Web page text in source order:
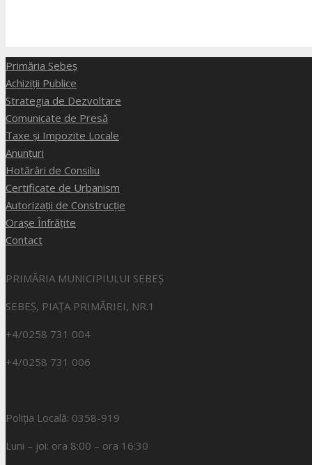
Primăria Sebeș
Achiziții Publice
Strategia de Dezvoltare
Comunicate de Presă
Taxe și Impozite Locale
Anunțuri
Hotărâri de Consiliu
Certificate de Urbanism
Autorizații de Construcție
Orașe Înfrățite
Contact
PRIMĂRIA MUNICIPIULUI SEBEȘ
SEBEȘ, PIAȚA PRIMĂRIEI, NR.1
+4/0258 731 004
+4/0258 731 006
Poliția Locală: 0358-919
Luni – joi: ora 8:00 – ora 16:30